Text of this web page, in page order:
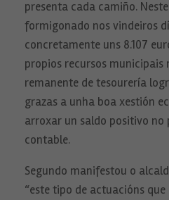
presenta cada camiño.
formigonado nos vindeiros
concretamente uns 8.107
propios recursos municipais
remanente de tesourería
grazas a unha boa xestión
arroxar un saldo positivo no
contable.
Segundo manifestou o
“este tipo de actuacións